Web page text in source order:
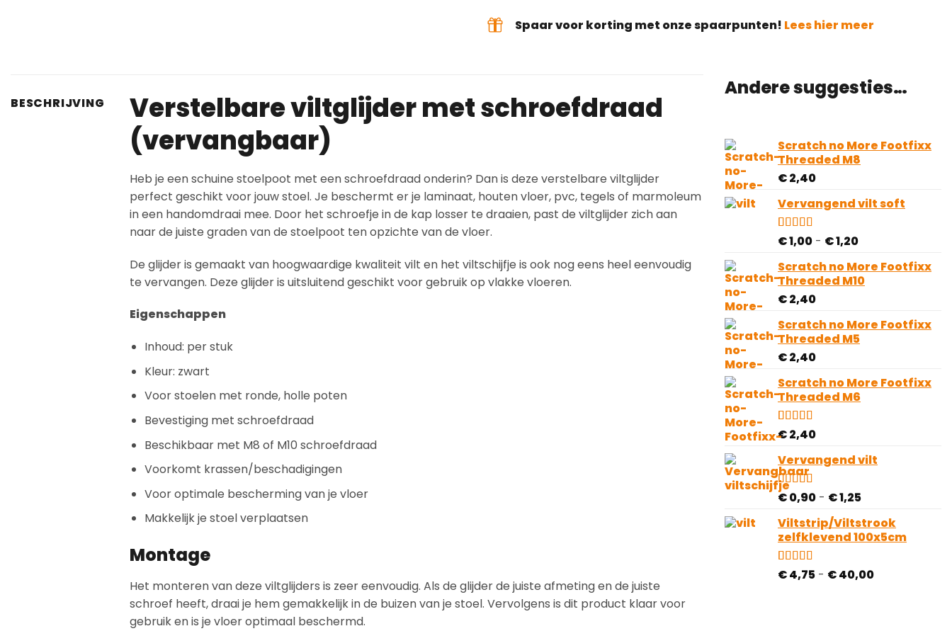
Spaar voor korting met onze spaarpunten! Lees hier meer
BESCHRIJVING
Verstelbare viltglijder met schroefdraad
(vervangbaar)
Heb je een schuine stoelpoot met een schroefdraad onderin? Dan is deze verstelbare viltglijder
perfect geschikt voor jouw stoel. Je beschermt er je laminaat, houten vloer, pvc, tegels of marmoleum
in een handomdraai mee. Door het schroefje in de kap losser te draaien, past de viltglijder zich aan
naar de juiste graden van de stoelpoot ten opzichte van de vloer.
De glijder is gemaakt van hoogwaardige kwaliteit vilt en het viltschijfje is ook nog eens heel eenvoudig
te vervangen. Deze glijder is uitsluitend geschikt voor gebruik op vlakke vloeren.
Eigenschappen
Inhoud: per stuk
Kleur: zwart
Voor stoelen met ronde, holle poten
Bevestiging met schroefdraad
Beschikbaar met M8 of M10 schroefdraad
Voorkomt krassen/beschadigingen
Voor optimale bescherming van je vloer
Makkelijk je stoel verplaatsen
Montage
Het monteren van deze viltglijders is zeer eenvoudig. Als de glijder de juiste afmeting en de juiste
schroef heeft, draai je hem gemakkelijk in de buizen van je stoel. Vervolgens is dit product klaar voor
gebruik en is je vloer optimaal beschermd.
Andere suggesties…
Scratch no More Footfixx
Threaded M8
€2,40
Vervangend vilt soft
Gewaardeerd
5.00
gebaseerd
op
2
klantbeoordelingen
€1,00 - €1,20Prijsklasse:
tot
€ 1,20
Scratch no More Footfixx
Threaded M10
€2,40
Scratch no More Footfixx
Threaded M5
€2,40
Scratch no More Footfixx
Threaded M6
Gewaardeerd
5.00op 5
gebaseerd
op
1
klantbeoordeling
€2,40
Vervangend vilt
Gewaardeerd
4.75op 5
gebaseerd
op
71
klantbeoordelingen
€0,90 - €1,25Prijsklasse:
tot
€ 1,25
Viltstrip/Viltstrook
zelfklevend 100x5cm
Gewaardeerd
op 5
81
€4,75 - €40,00Prijsklasse: